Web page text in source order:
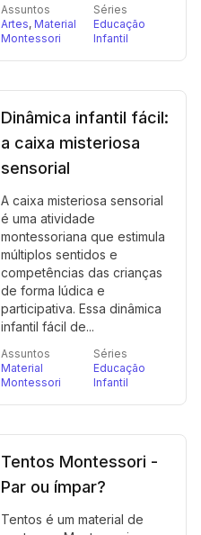
Assuntos
Artes, Material
Montessori
Séries
Educação
Infantil
Dinâmica infantil fácil:
a caixa misteriosa
sensorial
A caixa misteriosa sensorial
é uma atividade
montessoriana que estimula
múltiplos sentidos e
competências das crianças
de forma lúdica e
participativa. Essa dinâmica
infantil fácil de...
Assuntos
Material
Montessori
Séries
Educação
Infantil
Tentos Montessori -
Par ou ímpar?
Tentos é um material de